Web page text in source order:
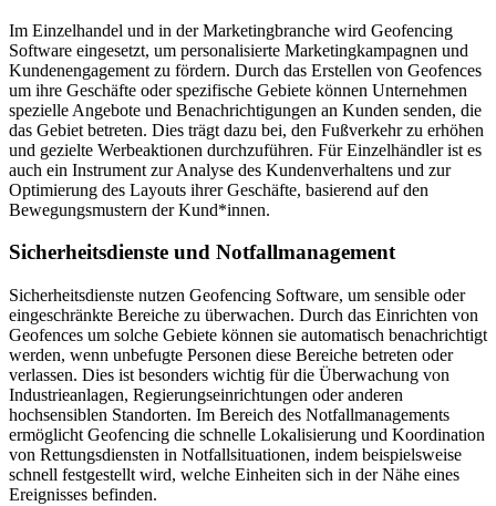
Im Einzelhandel und in der Marketingbranche wird Geofencing
Software eingesetzt, um personalisierte Marketingkampagnen und
Kundenengagement zu fördern. Durch das Erstellen von Geofences
um ihre Geschäfte oder spezifische Gebiete können Unternehmen
spezielle Angebote und Benachrichtigungen an Kunden senden, die
das Gebiet betreten. Dies trägt dazu bei, den Fußverkehr zu erhöhen
und gezielte Werbeaktionen durchzuführen. Für Einzelhändler ist es
auch ein Instrument zur Analyse des Kundenverhaltens und zur
Optimierung des Layouts ihrer Geschäfte, basierend auf den
Bewegungsmustern der Kund*innen.
Sicherheitsdienste und Notfallmanagement
Sicherheitsdienste nutzen Geofencing Software, um sensible oder
eingeschränkte Bereiche zu überwachen. Durch das Einrichten von
Geofences um solche Gebiete können sie automatisch benachrichtigt
werden, wenn unbefugte Personen diese Bereiche betreten oder
verlassen. Dies ist besonders wichtig für die Überwachung von
Industrieanlagen, Regierungseinrichtungen oder anderen
hochsensiblen Standorten. Im Bereich des Notfallmanagements
ermöglicht Geofencing die schnelle Lokalisierung und Koordination
von Rettungsdiensten in Notfallsituationen, indem beispielsweise
schnell festgestellt wird, welche Einheiten sich in der Nähe eines
Ereignisses befinden.